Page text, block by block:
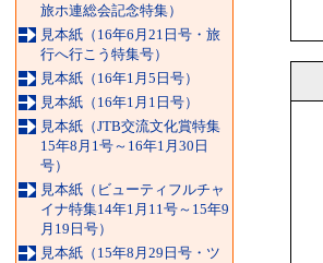
旅ホ連総会記念特集）
見本紙（16年6月21日号・旅
行へ行こう特集号）
見本紙（16年1月5日号）
見本紙（16年1月1日号）
見本紙（JTB交流文化賞特集
15年8月1号～16年1月30日
号）
見本紙（ビューティフルチャ
イナ特集14年1月11号～15年9
月19日号）
見本紙（15年8月29日号・ツ